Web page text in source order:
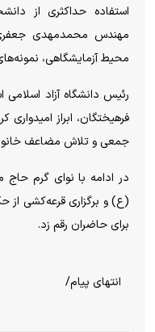
استفاده حداکثری از
محیط آزمایشگاهی،
رئیس دانشگاه آزاد
فرهیختگان، ابراز
جمعی و تلاش مضاعف
در ادامه با نوای گرم
(ع) و برگزاری قرعه‌کشی از
برای حاضران رقم زد.
انتهای پیام/